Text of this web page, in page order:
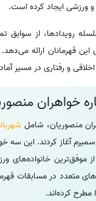
ورزشی ایجاد کرده است.
رویدادها، از سوابق
این قهرمانان ارائه
و رفتاری در مسیر
خواهران
منصوریان، شامل
آغاز کردند. این سه
موفق‌ترین
متعدد در مسابقات
مطرح کرده‌اند.